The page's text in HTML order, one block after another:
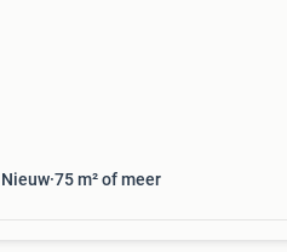
Nieuw 75 m² of meer